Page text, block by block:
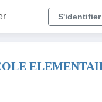
S'identifier